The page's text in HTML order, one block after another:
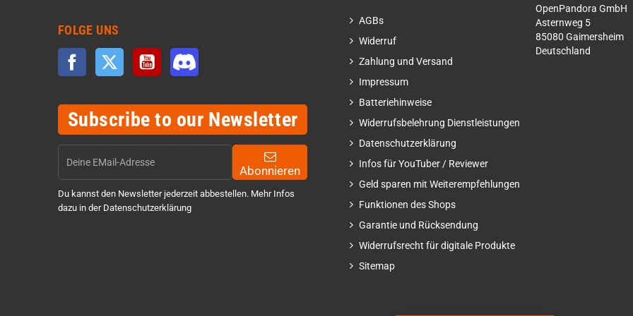
FOLGE UNS
Facebook Twitter YouTube
Subscribe to our Newsletter
Abonnieren
Du kannst den Newsletter jederzeit abbestellen. Mehr Infos
dazu in der Datenschutzerklärung
AGBs
Widerruf
Zahlung und Versand
Impressum
Batteriehinweise
Widerrufsbelehrung Dienstleistungen
Datenschutzerklärung
Infos für YouTuber / Reviewer
Geld sparen mit Weiterempfehlungen
Funktionen des Shops
Garantie und Rücksendung
Widerrufsrecht für digitale Produkte
Sitemap
OpenPandora GmbH
Asternweg 5
85080 Gaimersheim
Deutschland